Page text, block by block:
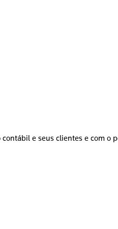
e seus clientes e com